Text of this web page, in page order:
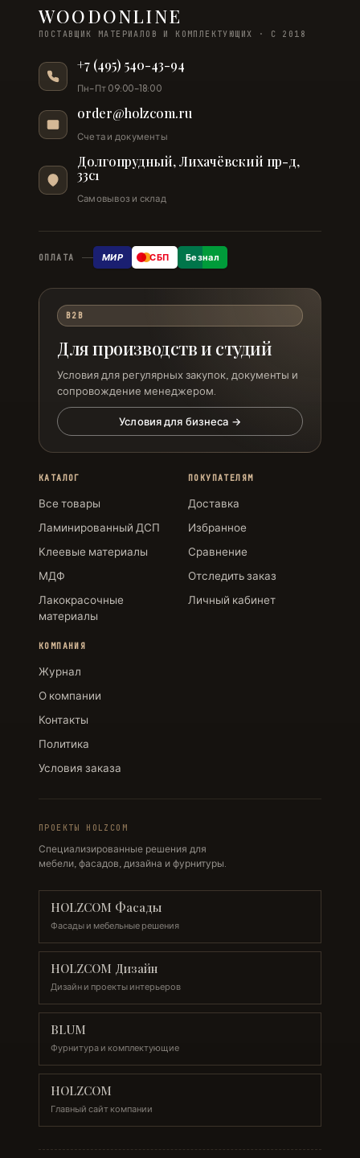
WOODONLINE
ПОСТАВЩИК МАТЕРИАЛОВ И КОМПЛЕКТУЮЩИХ · С 2018
+7 (495) 540-43-94
Пн–Пт 09:00–18:00
order@holzcom.ru
Счета и документы
Долгопрудный, Лихачёвский пр-д,
33с1
Самовывоз и склад
ОПЛАТА МИР СБП Безнал
B2B
Для производств и студий
Условия для регулярных закупок, документы и
сопровождение менеджером.
Условия для бизнеса →
КАТАЛОГ
Все товары
Ламинированный ДСП
Клеевые материалы
МДФ
Лакокрасочные
материалы
ПОКУПАТЕЛЯМ
Доставка
Избранное
Сравнение
Отследить заказ
Личный кабинет
КОМПАНИЯ
Журнал
О компании
Контакты
Политика
Условия заказа
ПРОЕКТЫ HOLZCOM
Специализированные решения для
мебели, фасадов, дизайна и фурнитуры.
HOLZCOM Фасады
Фасады и мебельные решения
HOLZCOM Дизайн
Дизайн и проекты интерьеров
BLUM
Фурнитура и комплектующие
HOLZCOM
Главный сайт компании